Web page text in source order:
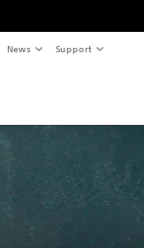
News Support